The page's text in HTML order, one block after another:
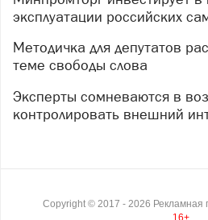
эксплуатации российских
Методичка для депутатов раскрыла аргументы по
теме свободы слова
Эксперты сомневаются в возможности
контролировать внешний
Copyright © 2017 - 2026 Рекламная
16+